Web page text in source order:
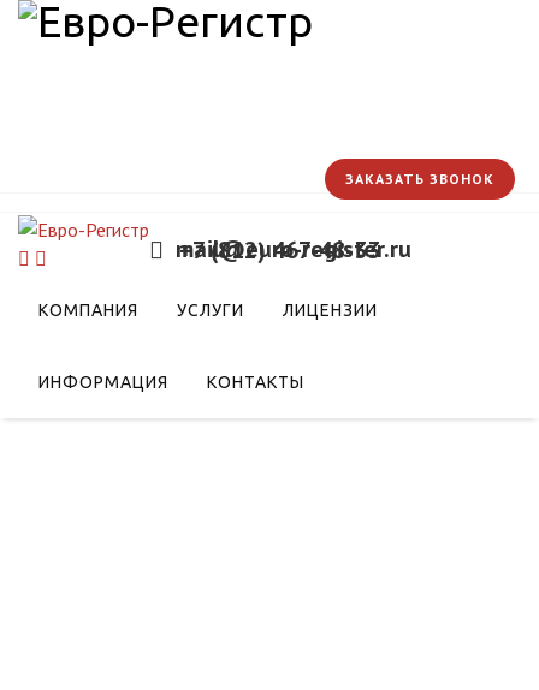
+7 (812) 467-48-33
mail@euro-register.ru
ЗАКАЗАТЬ ЗВОНОК
КОМПАНИЯ УСЛУГИ ЛИЦЕНЗИИ
ИНФОРМАЦИЯ КОНТАКТЫ
взаимопонимании
по
в Центральной